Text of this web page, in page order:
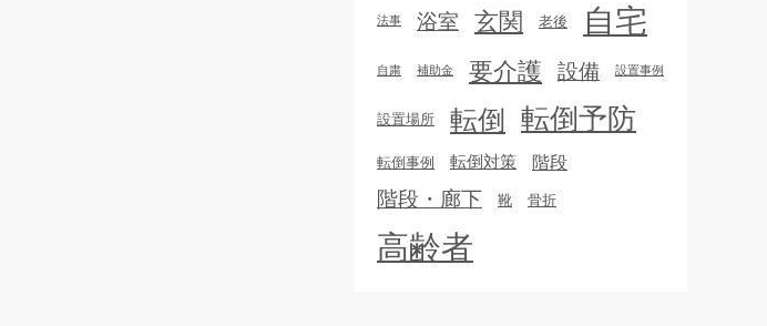
法事 浴室 玄関 老後 自宅
自粛 補助金 要介護 設備 設置事例
設置場所 転倒 転倒予防
転倒事例 転倒対策 階段
階段・廊下 靴 骨折
高齢者